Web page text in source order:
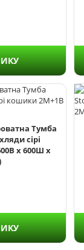
Тумба
сірі
х 600Ш х